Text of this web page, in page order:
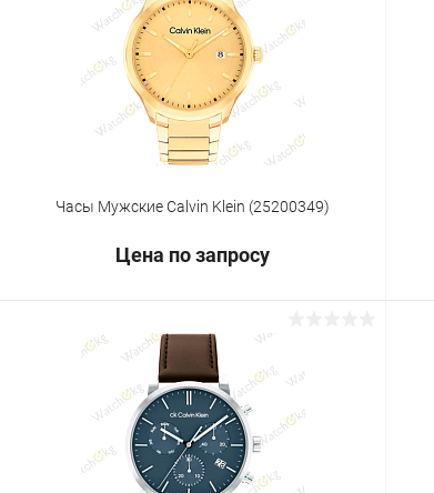
Купить в 1 клик Сравнение
Под заказ
Часы Мужские Calvin Klein (25200349)
Цена по запросу
Запросить цену
Купить в 1 клик Сравнение
Под заказ